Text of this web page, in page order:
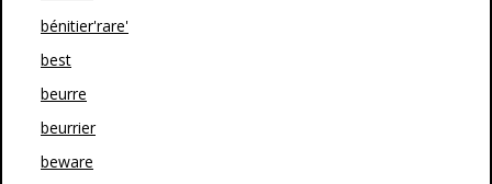
bénitier'rare'
best
beurre
beurrier
beware